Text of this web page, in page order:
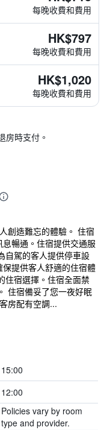
每晚收費和費用
HK$797
每晚收費和費用
HK$1,020
每晚收費和費用
房時支付。
創造難忘的體驗。 住宿
暢通。住宿提供交通服
自駕的客人提供停車設
提供客人舒適的住宿體
住宿選擇。住宿全面禁
住宿備妥了您一夜好眠
房配有空調...
15:00
12:00
Policies vary by room
type and provider.